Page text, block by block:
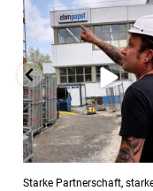
Starke Partnerschaft,
Leistung 💪
In...
78 2
Starke Partnerschaft,